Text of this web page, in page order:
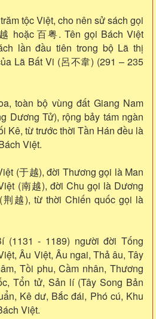
tộc Việt, cho nên sử sách gọi
hoặc 百粤. Tên gọi Bách Việt
lần đầu tiên trong bộ Lã thị
Lã Bất Vi (呂不韋) (291 – 235
toàn bộ vùng đất Giang Nam
Dương Tử), rộng bảy tám ngàn
Kê, từ trước thời Tần Hán đều là
Việt.
(于越), đời Thương gọi là Man
(南越), đời Chu gọi là Dương
越), từ thời Chiến quốc gọi là
(1131 - 1189) người đời Tống
Âu Việt, Âu ngai, Thả âu, Tây
Tồi phu, Cầm nhân, Thương
Tổn tử, Sản lí (Tây Song Bản
Kê dư, Bắc đái, Phó cú, Khu
Việt.